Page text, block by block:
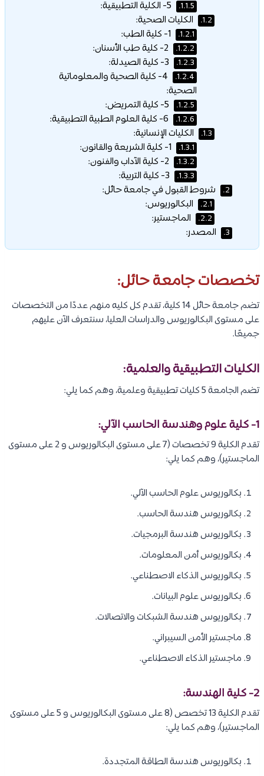
1.1.5.
1.2. الكليات الصحية:
1.2.1.
1.2.2.
1.2.3.
1.2.4.
4- كلية الصحية والمعلوماتية
الصحية:
1.2.5.
1.2.6.
1.3. الكليات الإنسانية:
1.3.1.
1.3.2.
1.3.3.
2. شروط القبول في جامعة حائل:
2.1. البكالوريوس:
2.2. الماجستير:
3. المصدر:
تخصصات جامعة حائل:
تضم جامعة حائل 14 كلية، تقدم كل كليه منهم عددًا من التخصصات
على مستوى البكالوريوس والدراسات العليا، سنتعرف الآن عليهم
جميعًا.
الكليات التطبيقية والعلمية:
تضم الجامعة 5 كليات تطبيقية وعلمية، وهم كما يلي:
1- كلية علوم وهندسة الحاسب الآلي:
تقدم الكلية 9 تخصصات (7 على مستوى البكالوريوس و 2 على مستوى
الماجستير)، وهم كما يلي:
بكالوريوس علوم الحاسب الآلي.
بكالوريوس هندسة الحاسب.
بكالوريوس هندسة البرمجيات.
بكالوريوس أمن المعلومات.
بكالوريوس الذكاء الاصطناعي.
بكالوريوس علوم البيانات.
بكالوريوس هندسة الشبكات والاتصالات.
ماجستير الأمن السيبراني.
ماجستير الذكاء الاصطناعي.
2- كلية الهندسة:
تقدم الكلية 13 تخصص (8 على مستوى البكالوريوس و 5 على مستوى
الماجستير)، وهم كما يلي:
بكالوريوس هندسة الطاقة المتجددة.